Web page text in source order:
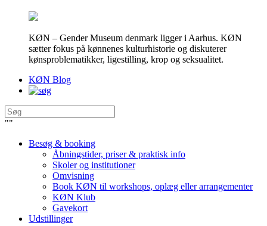
KØN – Gender Museum denmark ligger i Aarhus. KØN
sætter fokus på kønnenes kulturhistorie og diskuterer
kønsproblematikker, ligestilling, krop og seksualitet.
KØN Blog
""
Besøg & booking
Åbningstider, priser & praktisk info
Skoler og institutioner
Omvisning
Book KØN til workshops, oplæg eller arrangementer
KØN Klub
Gavekort
Udstillinger